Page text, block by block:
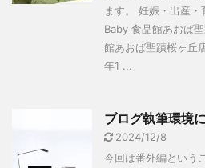
ます。 妊娠・出産
Baby 食品館あおば
館あおば聖蹟桜ヶ丘
年1 ...
ブログ執筆環境
2024/12/8
今回は番外編という